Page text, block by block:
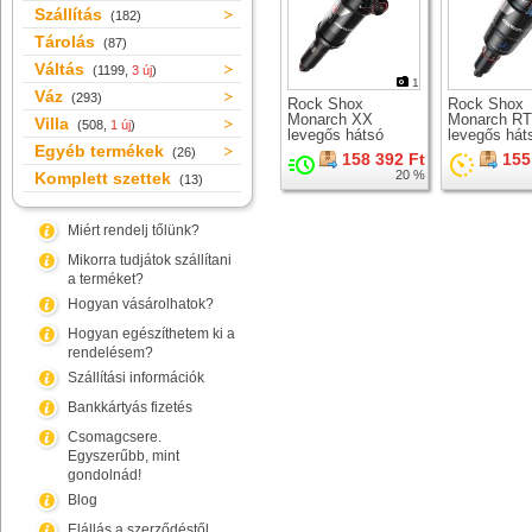
Szállítás (182)
Tárolás (87)
Váltás (1199, 3 új)
Váz (293)
Villa (508, 1 új)
Egyéb termékek (26)
Komplett szettek (13)
Miért rendelj tőlünk?
Mikorra tudjátok szállítani
a terméket?
Hogyan vásárolhatok?
Hogyan egészíthetem ki a
rendelésem?
Szállítási információk
Bankkártyás fizetés
Csomagcsere.
Egyszerűbb, mint
gondolnád!
Blog
1
Rock Shox
Monarch XX
levegős hátsó
rugóstag158 392 Ft
20 %
Rock Shox
Monarch
levegős
rugóstag